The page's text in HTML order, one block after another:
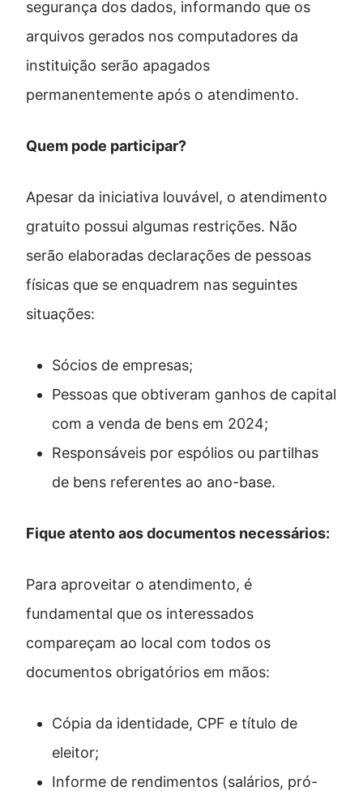
segurança dos dados, informando que os
arquivos gerados nos computadores da
instituição serão apagados
permanentemente após o atendimento.
Quem pode participar?
Apesar da iniciativa louvável, o atendimento
gratuito possui algumas restrições. Não
serão elaboradas declarações de pessoas
físicas que se enquadrem nas seguintes
situações:
Sócios de empresas;
Pessoas que obtiveram ganhos de capital
com a venda de bens em 2024;
Responsáveis por espólios ou partilhas
de bens referentes ao ano-base.
Fique atento aos documentos necessários:
Para aproveitar o atendimento, é
fundamental que os interessados
compareçam ao local com todos os
documentos obrigatórios em mãos:
Cópia da identidade, CPF e título de
eleitor;
Informe de rendimentos (salários, pró-